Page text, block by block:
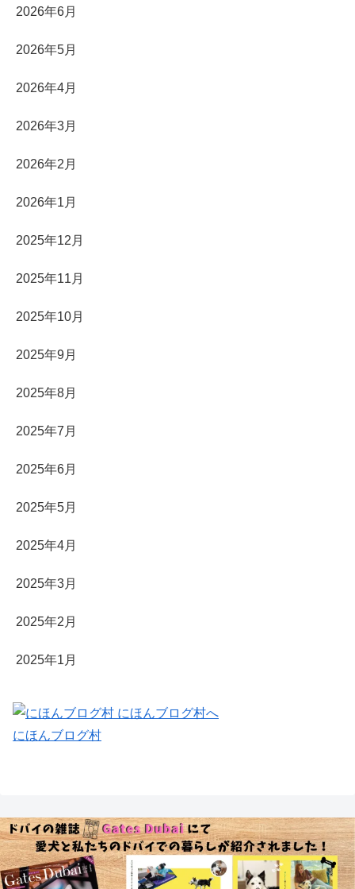
2026年6月
2026年5月
2026年4月
2026年3月
2026年2月
2026年1月
2025年12月
2025年11月
2025年10月
2025年9月
2025年8月
2025年7月
2025年6月
2025年5月
2025年4月
2025年3月
2025年2月
2025年1月
にほんブログ村